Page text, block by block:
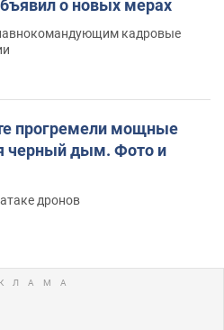
о новых мерах
кадровые
прогремели мощные
черный дым. Фото и
дронов